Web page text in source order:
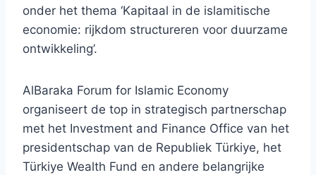
onder het thema ‘Kapitaal in de islamitische
economie: rijkdom structureren voor duurzame
ontwikkeling’.
AlBaraka Forum for Islamic Economy
organiseert de top in strategisch partnerschap
met het Investment and Finance Office van het
presidentschap van de Republiek Türkiye, het
Türkiye Wealth Fund en andere belangrijke